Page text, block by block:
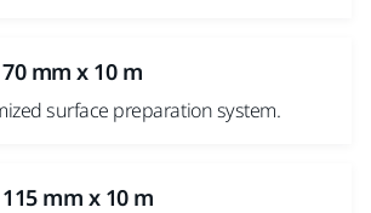
70 mm x 10 m
surface preparation system.
115 mm x 10 m